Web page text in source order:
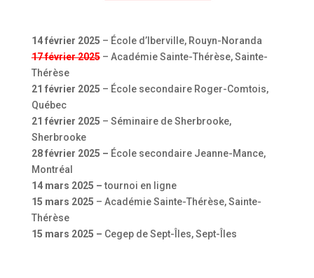
14 février 2025 – École d’Iberville, Rouyn-Noranda
17 février 2025– Académie Sainte-Thérèse, Sainte-
Thérèse
21 février 2025 – École secondaire Roger-Comtois,
Québec
21 février 2025 – Séminaire de Sherbrooke,
Sherbrooke
28 février 2025 – École secondaire Jeanne-Mance,
Montréal
14 mars 2025 –tournoi en ligne
15 mars 2025 – Académie Sainte-Thérèse, Sainte-
Thérèse
15 mars 2025 – Cegep de Sept-Îles, Sept-Îles